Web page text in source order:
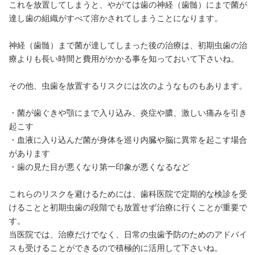
これを放置してしまうと、やがては歯の神経（歯髄）にまで菌が
達し歯の組織がすべて溶かされてしまうことになります。
神経（歯髄）まで菌が達してしまった後の治療は、初期虫歯の治
療よりも長い時間と費用がかかる事を知っておいて下さいね。
その他、虫歯を放置するリスクには次のようなものもあります。
・菌が歯ぐきや顎にまで入り込み、炎症や膿、激しい痛みを引き
起こす
・血液に入り込んだ菌が身体を巡り内臓や脳に異常を起こす場合
があります
・歯の見た目が悪くなり第一印象が悪くなるなど
これらのリスクを避けるためには、歯科医院で定期的な検診を受
けることと初期虫歯の段階でも放置せず治療に行くことが重要で
す。
当医院では、治療だけでなく、日常の虫歯予防のためのアドバイ
スも受けることができるので積極的に活用して下さいね。